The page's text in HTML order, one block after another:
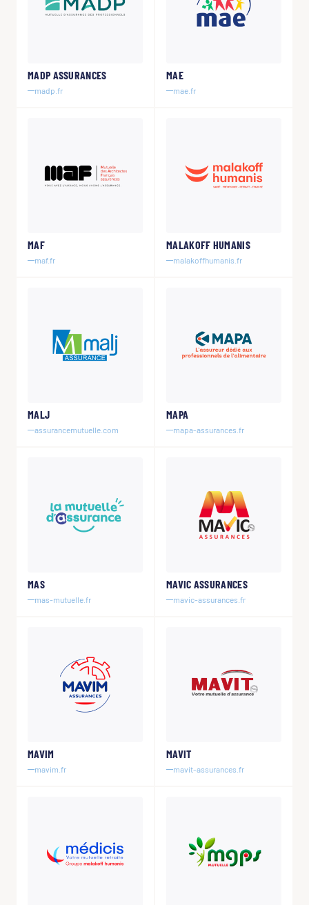
MADP ASSURANCES
madp.fr
MAE
mae.fr
MAF
maf.fr
MALAKOFF HUMANIS
malakoffhumanis.fr
MALJ
assurancemutuelle.com
MAPA
mapa-assurances.fr
MAS
mas-mutuelle.fr
MAVIC ASSURANCES
mavic-assurances.fr
MAVIM
mavim.fr
MAVIT
mavit-assurances.fr